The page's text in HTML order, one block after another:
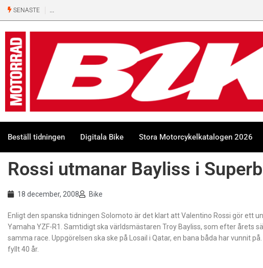
SENASTE
Beställ tidningen Digitala Bike Stora Motorcykelkatalogen 2026
Rossi utmanar Bayliss i
18 december, 2008 Bike
Enligt den spanska tidningen Solomoto är det klart att Valentino Rossi gör ett
Yamaha YZF-R1. Samtidigt ska världsmästaren Troy Bayliss, som efter årets
samma race. Uppgörelsen ska ske på Losail i Qatar, en bana båda har vunnit
fyllt 40 år.